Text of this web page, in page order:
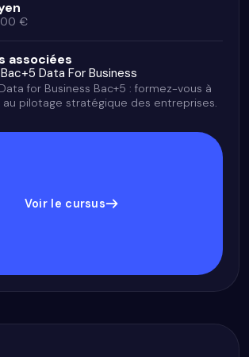
€
associées
Data For Business
for Business Bac+5 : formez-vous à
au pilotage stratégique des entreprises.
Voir le cursus